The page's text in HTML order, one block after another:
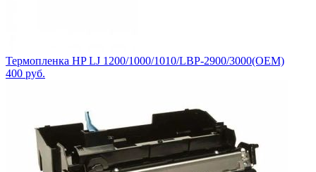
Термопленка HP LJ 1200/1000/1010/LBP-2900/3000(OEM)
400 руб.